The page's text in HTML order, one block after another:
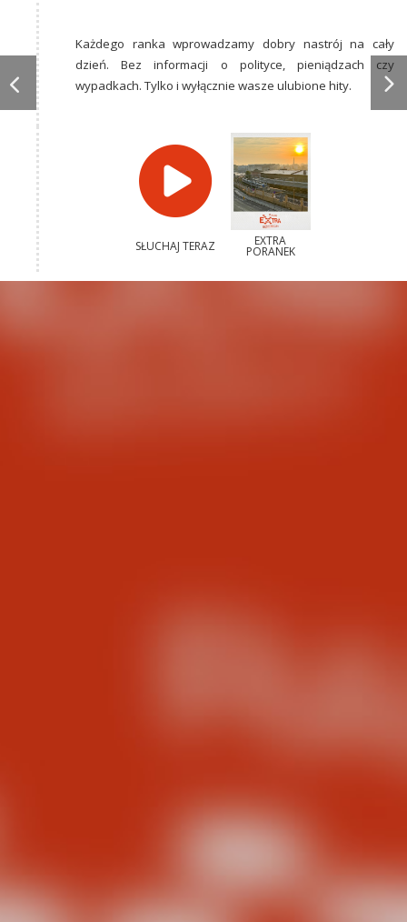
Każdego ranka wprowadzamy dobry nastrój na cały
dzień. Bez informacji o polityce, pieniądzach czy
wypadkach. Tylko i wyłącznie wasze ulubione hity.
SŁUCHAJ TERAZ EXTRA
PORANEK